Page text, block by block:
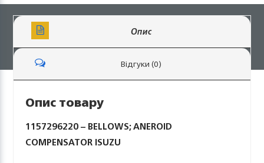
Опис
Відгуки (0)
Опис товару
1157296220 – BELLOWS; ANEROID
COMPENSATOR ISUZU